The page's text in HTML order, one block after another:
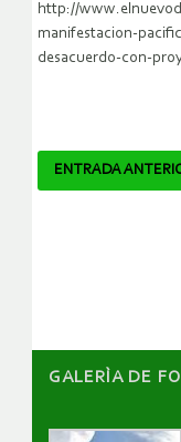
http://
manifestacion-
desacuerdo-con-
ENTRADA
GALERÌA DE